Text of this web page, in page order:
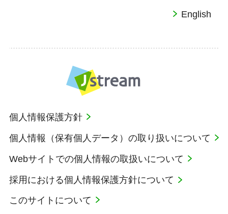
English
個人情報保護方針
個人情報（保有個人データ）の取り扱いについて
Webサイトでの個人情報の取扱いについて
採用における個人情報保護方針について
このサイトについて